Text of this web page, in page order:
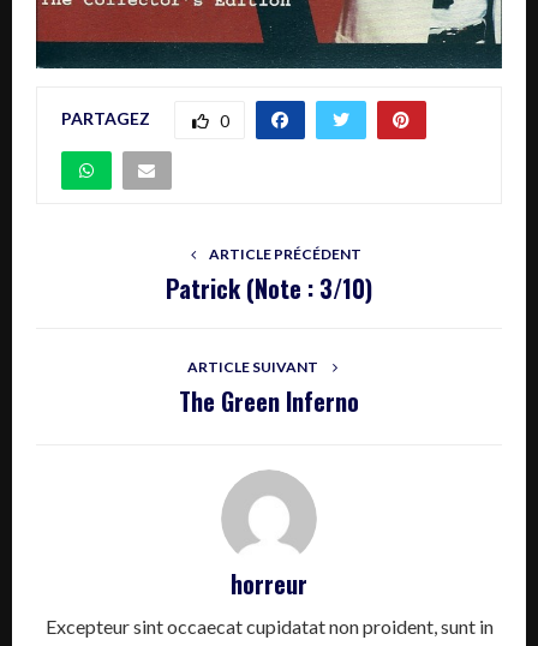
PARTAGEZ 0
ARTICLE PRÉCÉDENT
Patrick (Note : 3/10)
ARTICLE SUIVANT
The Green Inferno
horreur
Excepteur sint occaecat cupidatat non proident, sunt in